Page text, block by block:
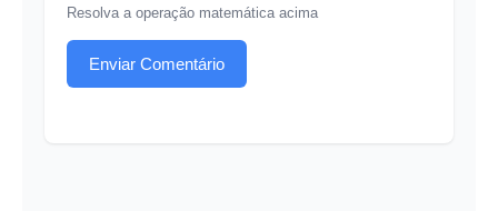
Resolva a operação matemática acima
Enviar Comentário